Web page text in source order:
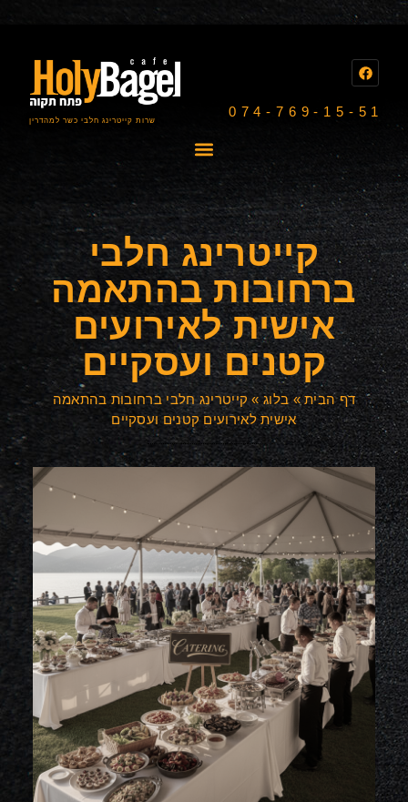
074-769-15-51
שרות קייטרינג חלבי כשר למהדרין
קייטרינג חלבי
ברחובות בהתאמה
אישית לאירועים
קטנים ועסקיים
דף הבית»בלוג» קייטרינג חלבי ברחובות בהתאמה
אישית לאירועים קטנים ועסקיים